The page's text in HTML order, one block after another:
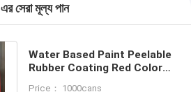
এর সেরা মূল্য পান
Water Based Paint Peelable
Rubber Coating Red Color
Price： 1000cans